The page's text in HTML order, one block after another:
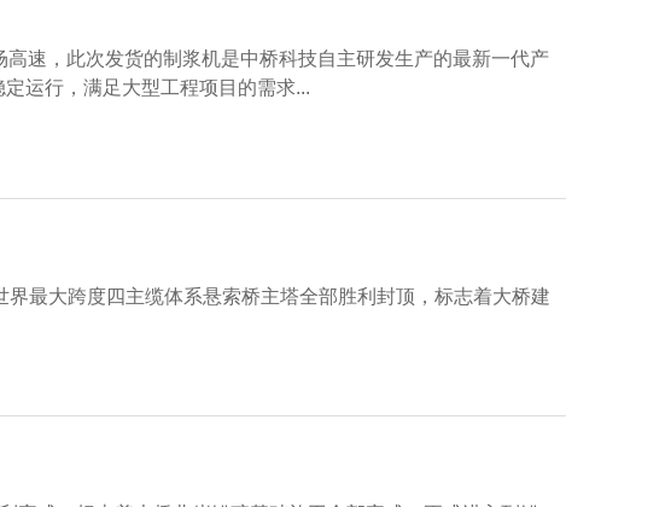
速，此次发货的制浆机是中桥科技自主研发生产的最新一代产
运行，满足大型工程项目的需求...
最大跨度四主缆体系悬索桥主塔全部胜利封顶，标志着大桥建